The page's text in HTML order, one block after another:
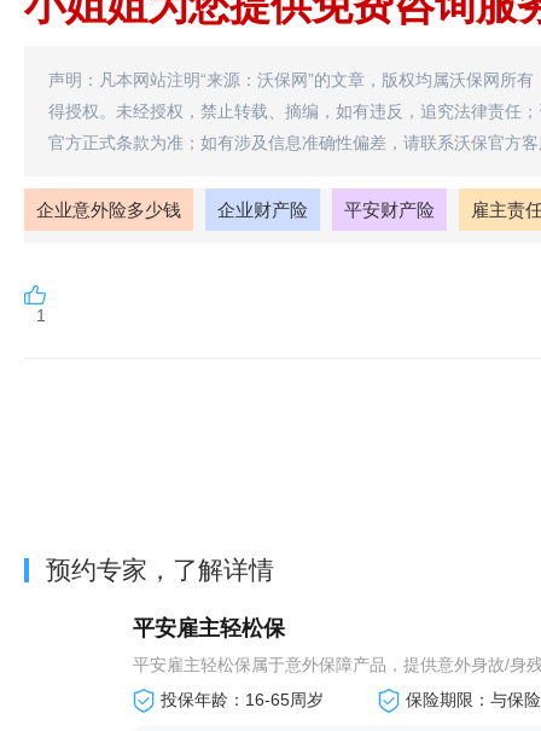
声明：凡本网站注明“来源：沃保网”的文章，版权均属沃保网所
得授权。未经授权，禁止转载、摘编，如有违反，追究法律责任
官方正式条款为准；如有涉及信息准确性偏差，请联系沃保官方
企业意外险多少钱 企业财产险 平安财产险 雇主责
1
预约专家，了解详情
平安雇主轻松保
平安雇主轻松保属于意外保障产品，提供意外身故/身
投保年龄：16-65周岁
保险期限：与保